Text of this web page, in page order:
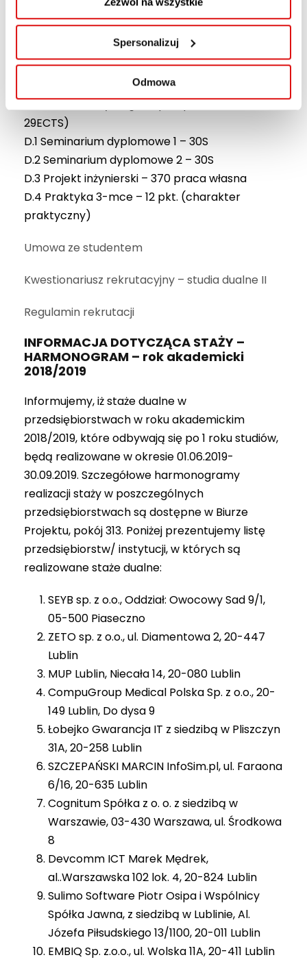
Spersonalizuj
Odmowa
C.15 Środowisko i organizacja projektu – 30W,
C.16 Elementy prawa – 30W,
C.17 Zarządzanie ryzykiem – 30W, 15P
D. Przedmiot wymagane przepisami (60S,
29ECTS)
D.1 Seminarium dyplomowe 1 – 30S
D.2 Seminarium dyplomowe 2 – 30S
D.3 Projekt inżynierski – 370 praca własna
D.4 Praktyka 3-mce – 12 pkt. (charakter
praktyczny)
Umowa ze studentem
Kwestionariusz rekrutacyjny – studia dualne II
Regulamin rekrutacji
INFORMACJA DOTYCZĄCA STAŻY –
HARMONOGRAM – rok akademicki
2018/2019
Informujemy, iż staże dualne w
przedsiębiorstwach w roku akademickim
2018/2019, które odbywają się po 1 roku studiów,
będą realizowane w okresie 01.06.2019-
30.09.2019. Szczegółowe harmonogramy
realizacji staży w poszczególnych
przedsiębiorstwach są dostępne w Biurze
Projektu, pokój 313. Poniżej prezentujemy listę
przedsiębiorstw/ instytucji, w których są
realizowane staże dualne:
SEYB sp. z o.o., Oddział: Owocowy Sad 9/1,
05-500 Piaseczno
ZETO sp. z o.o., ul. Diamentowa 2, 20-447
Lublin
MUP Lublin, Niecała 14, 20-080 Lublin
CompuGroup Medical Polska Sp. z o.o., 20-
149 Lublin, Do dysa 9
Łobejko Gwarancja IT z siedzibą w Pliszczyn
31A, 20-258 Lublin
SZCZEPAŃSKI MARCIN InfoSim.pl, ul. Faraona
6/16, 20-635 Lublin
Cognitum Spółka z o. o. z siedzibą w
Warszawie, 03-430 Warszawa, ul. Środkowa
8
Devcomm ICT Marek Mędrek,
al..Warszawska 102 lok. 4, 20-824 Lublin
Sulimo Software Piotr Osipa i Wspólnicy
Spółka Jawna, z siedzibą w Lublinie, Al.
Józefa Piłsudskiego 13/1100, 20-011 Lublin
EMBIQ Sp. z.o.o., ul. Wolska 11A, 20-411 Lublin